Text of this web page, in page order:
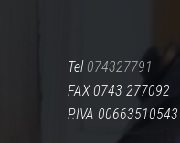
Tel 074327791
FAX 0743 277092
P.IVA 00663510543